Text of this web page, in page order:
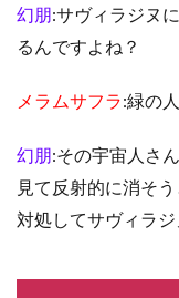
幻朋:サヴィラジヌ
るんですよね？
メラムサフラ:緑の
幻朋:その宇宙人さ
見て反射的に消そ
対処してサヴィラ